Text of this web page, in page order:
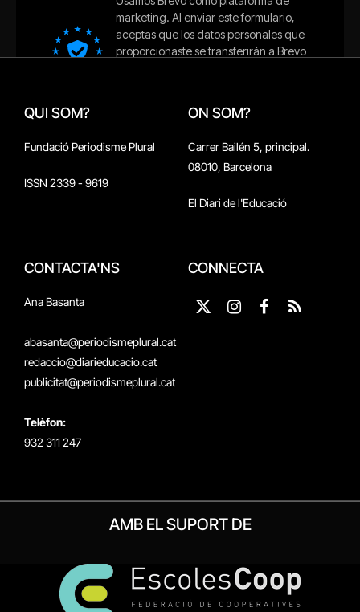
QUI SOM?
Fundació Periodisme Plural
ISSN 2339 - 9619
ON SOM?
Carrer Bailén 5, principal.
08010, Barcelona
El Diari de l'Educació
CONTACTA'NS
Ana Basanta
abasanta@periodismeplural.cat
redaccio@diarieducacio.cat
publicitat@periodismeplural.cat
Telèfon:
932 311 247
CONNECTA
X
Instagram
Facebook
RSS
AMB EL SUPORT DE